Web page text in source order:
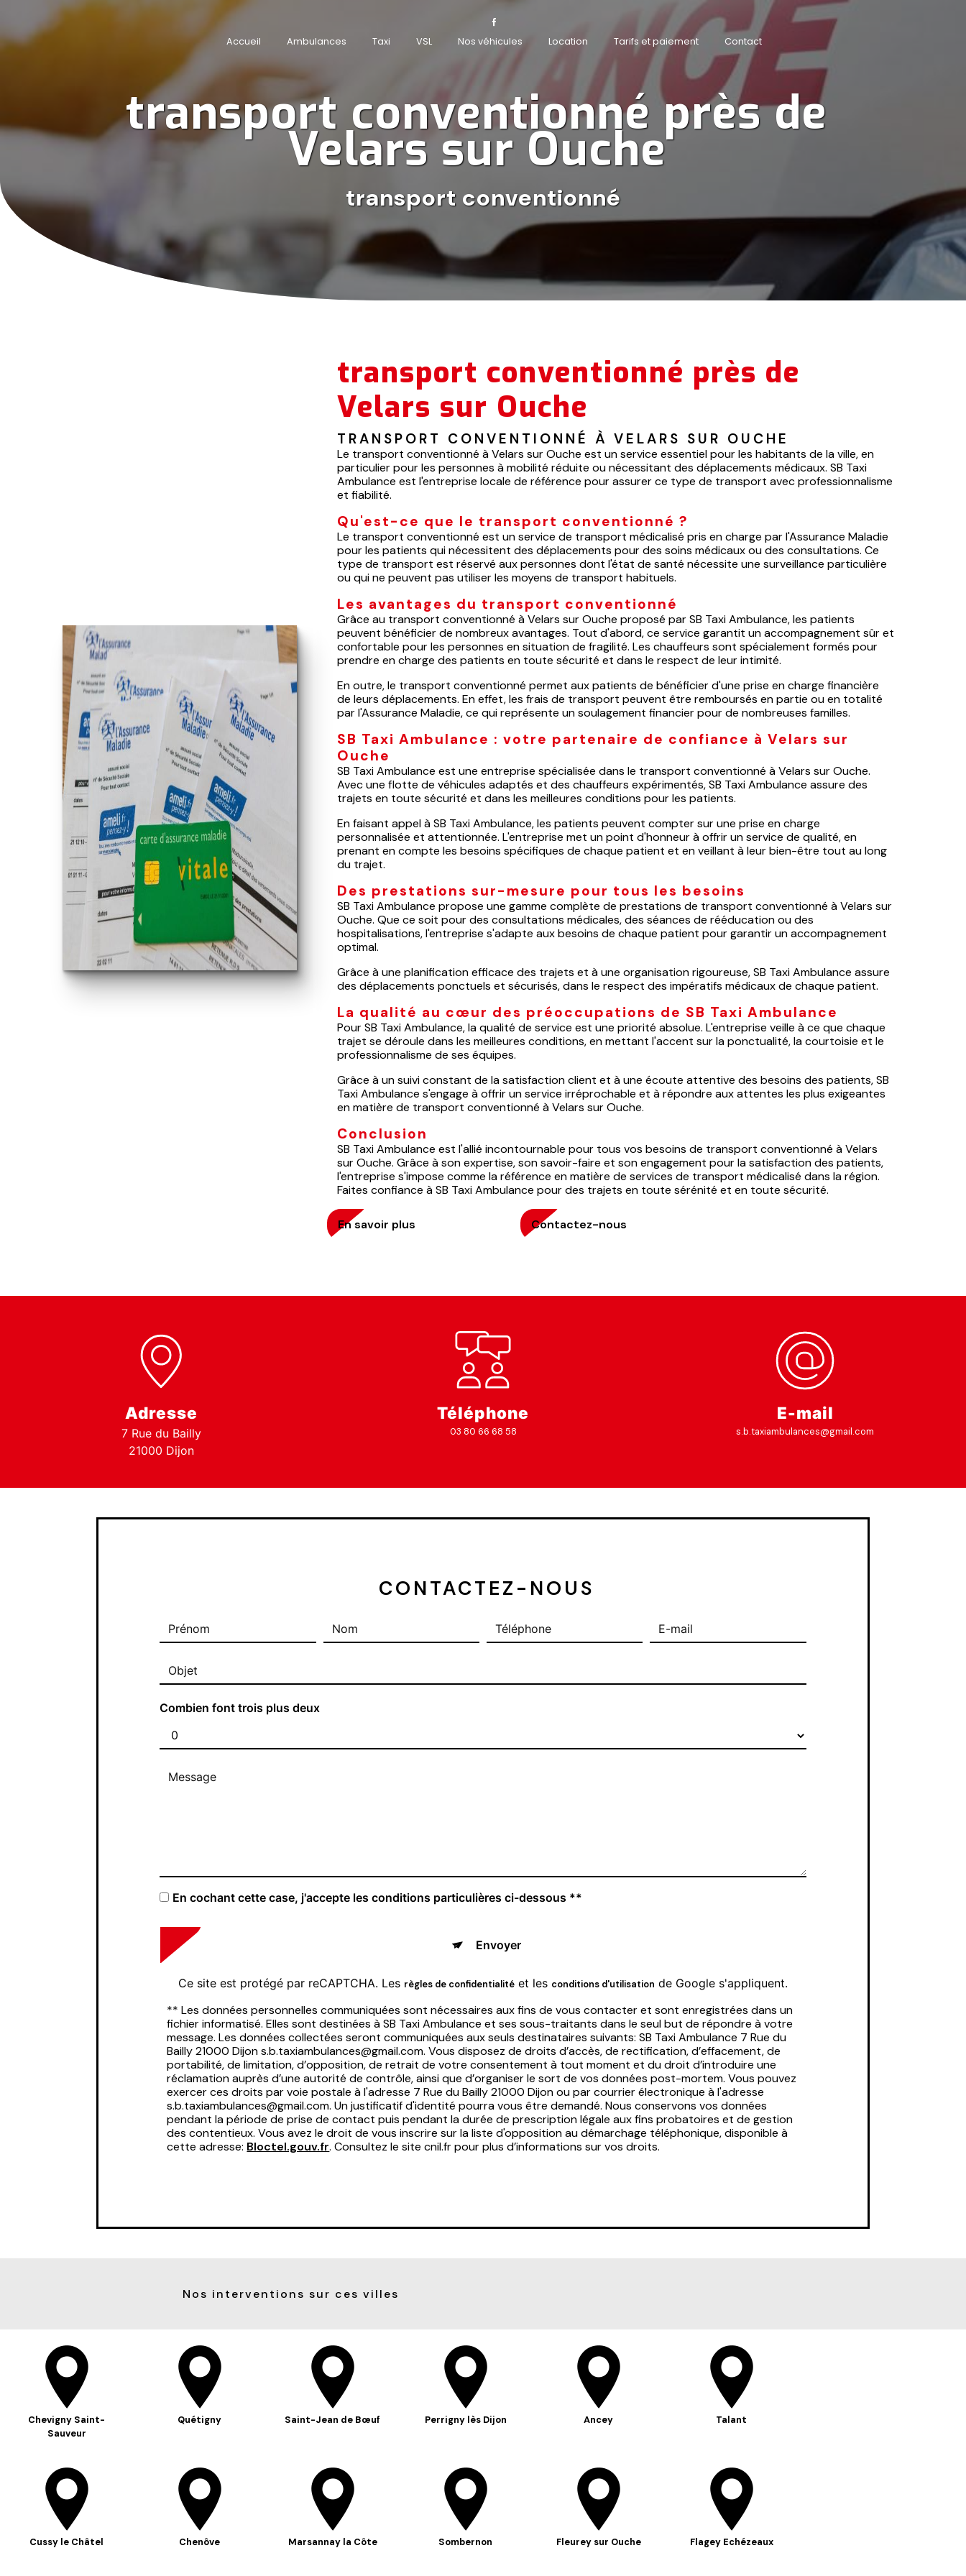
Accueil Ambulances Taxi VSL Nos véhicules Location Tarifs et paiement Contact
transport conventionné près de
Velars sur Ouche
transport conventionné
transport conventionné près de
Velars sur Ouche
TRANSPORT CONVENTIONNÉ À VELARS SUR OUCHE
Le transport conventionné à Velars sur Ouche est un service essentiel pour les habitants de la ville, en
particulier pour les personnes à mobilité réduite ou nécessitant des déplacements médicaux. SB Taxi
Ambulance est l'entreprise locale de référence pour assurer ce type de transport avec professionnalisme
et fiabilité.
Qu'est-ce que le transport conventionné ?
Le transport conventionné est un service de transport médicalisé pris en charge par l'Assurance Maladie
pour les patients qui nécessitent des déplacements pour des soins médicaux ou des consultations. Ce
type de transport est réservé aux personnes dont l'état de santé nécessite une surveillance particulière
ou qui ne peuvent pas utiliser les moyens de transport habituels.
Les avantages du transport conventionné
Grâce au transport conventionné à Velars sur Ouche proposé par SB Taxi Ambulance, les patients
peuvent bénéficier de nombreux avantages. Tout d'abord, ce service garantit un accompagnement sûr et
confortable pour les personnes en situation de fragilité. Les chauffeurs sont spécialement formés pour
prendre en charge des patients en toute sécurité et dans le respect de leur intimité.
En outre, le transport conventionné permet aux patients de bénéficier d'une prise en charge financière
de leurs déplacements. En effet, les frais de transport peuvent être remboursés en partie ou en totalité
par l'Assurance Maladie, ce qui représente un soulagement financier pour de nombreuses familles.
SB Taxi Ambulance : votre partenaire de confiance à Velars sur
Ouche
SB Taxi Ambulance est une entreprise spécialisée dans le transport conventionné à Velars sur Ouche.
Avec une flotte de véhicules adaptés et des chauffeurs expérimentés, SB Taxi Ambulance assure des
trajets en toute sécurité et dans les meilleures conditions pour les patients.
En faisant appel à SB Taxi Ambulance, les patients peuvent compter sur une prise en charge
personnalisée et attentionnée. L'entreprise met un point d'honneur à offrir un service de qualité, en
prenant en compte les besoins spécifiques de chaque patient et en veillant à leur bien-être tout au long
du trajet.
Des prestations sur-mesure pour tous les besoins
SB Taxi Ambulance propose une gamme complète de prestations de transport conventionné à Velars sur
Ouche. Que ce soit pour des consultations médicales, des séances de rééducation ou des
hospitalisations, l'entreprise s'adapte aux besoins de chaque patient pour garantir un accompagnement
optimal.
Grâce à une planification efficace des trajets et à une organisation rigoureuse, SB Taxi Ambulance assure
des déplacements ponctuels et sécurisés, dans le respect des impératifs médicaux de chaque patient.
La qualité au cœur des préoccupations de SB Taxi Ambulance
Pour SB Taxi Ambulance, la qualité de service est une priorité absolue. L'entreprise veille à ce que chaque
trajet se déroule dans les meilleures conditions, en mettant l'accent sur la ponctualité, la courtoisie et le
professionnalisme de ses équipes.
Grâce à un suivi constant de la satisfaction client et à une écoute attentive des besoins des patients, SB
Taxi Ambulance s'engage à offrir un service irréprochable et à répondre aux attentes les plus exigeantes
en matière de transport conventionné à Velars sur Ouche.
Conclusion
SB Taxi Ambulance est l'allié incontournable pour tous vos besoins de transport conventionné à Velars
sur Ouche. Grâce à son expertise, son savoir-faire et son engagement pour la satisfaction des patients,
l'entreprise s'impose comme la référence en matière de services de transport médicalisé dans la région.
Faites confiance à SB Taxi Ambulance pour des trajets en toute sérénité et en toute sécurité.
En savoir plus Contactez-nous
Adresse
7 Rue du Bailly
21000 Dijon
Téléphone
03 80 66 68 58
E-mail
s.b.taxiambulances@gmail.com
CONTACTEZ-NOUS
Combien font trois plus deux
En cochant cette case, j'accepte les conditions particulières ci-dessous **
Envoyer
Ce site est protégé par reCAPTCHA. Les règles de confidentialité et les conditions d'utilisation de Google s'appliquent.
** Les données personnelles communiquées sont nécessaires aux fins de vous contacter et sont enregistrées dans un
fichier informatisé. Elles sont destinées à SB Taxi Ambulance et ses sous-traitants dans le seul but de répondre à votre
message. Les données collectées seront communiquées aux seuls destinataires suivants: SB Taxi Ambulance 7 Rue du
Bailly 21000 Dijon s.b.taxiambulances@gmail.com. Vous disposez de droits d’accès, de rectification, d’effacement, de
portabilité, de limitation, d’opposition, de retrait de votre consentement à tout moment et du droit d’introduire une
réclamation auprès d’une autorité de contrôle, ainsi que d’organiser le sort de vos données post-mortem. Vous pouvez
exercer ces droits par voie postale à l'adresse 7 Rue du Bailly 21000 Dijon ou par courrier électronique à l'adresse
s.b.taxiambulances@gmail.com. Un justificatif d'identité pourra vous être demandé. Nous conservons vos données
pendant la période de prise de contact puis pendant la durée de prescription légale aux fins probatoires et de gestion
des contentieux. Vous avez le droit de vous inscrire sur la liste d'opposition au démarchage téléphonique, disponible à
cette adresse: Bloctel.gouv.fr. Consultez le site cnil.fr pour plus d’informations sur vos droits.
Nos interventions sur ces villes
Chevigny Saint-
Sauveur
Quétigny Saint-Jean de Bœuf Perrigny lès Dijon Ancey Talant
Cussy le Châtel Chenôve Marsannay la Côte Sombernon Fleurey sur Ouche Flagey Echézeaux
Panneau de gestion des cookies